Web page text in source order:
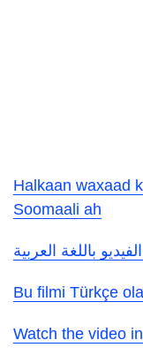
Halkaan waxaad
Soomaali ah
باللغة العربية
Bu filmi Türkçe
Watch the video